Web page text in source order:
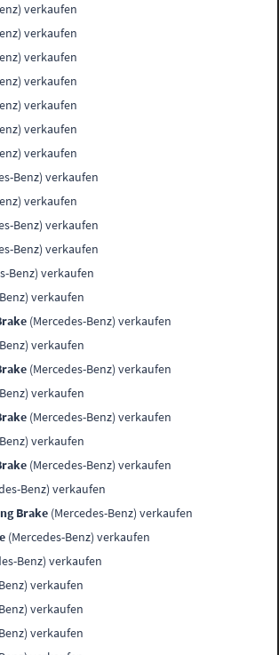
verkaufen
verkaufen
verkaufen
verkaufen
verkaufen
verkaufen
verkaufen
Benz) verkaufen
verkaufen
Benz) verkaufen
Benz) verkaufen
Benz) verkaufen
verkaufen
(Mercedes-Benz) verkaufen
verkaufen
(Mercedes-Benz) verkaufen
verkaufen
(Mercedes-Benz) verkaufen
verkaufen
(Mercedes-Benz) verkaufen
Benz) verkaufen
Brake (Mercedes-Benz) verkaufen
(Mercedes-Benz) verkaufen
Benz) verkaufen
verkaufen
verkaufen
verkaufen